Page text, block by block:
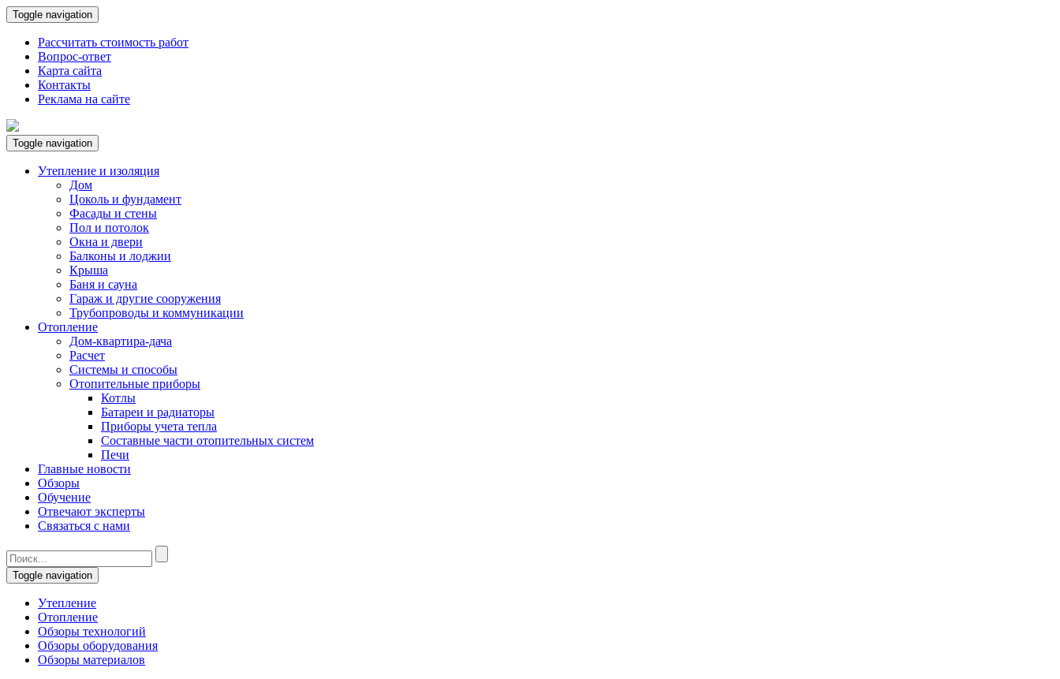
Toggle navigation
Рассчитать стоимость работ
Вопрос-ответ
Карта сайта
Контакты
Реклама на сайте
Toggle navigation
Утепление и изоляция
Дом
Цоколь и фундамент
Фасады и стены
Пол и потолок
Окна и двери
Балконы и лоджии
Крыша
Баня и сауна
Гараж и другие сооружения
Трубопроводы и коммуникации
Отопление
Дом-квартира-дача
Расчет
Системы и способы
Отопительные приборы
Котлы
Батареи и радиаторы
Приборы учета тепла
Составные части отопительных систем
Печи
Главные новости
Обзоры
Обучение
Отвечают эксперты
Связаться с нами
Toggle navigation
Утепление
Отопление
Обзоры технологий
Обзоры оборудования
Обзоры материалов